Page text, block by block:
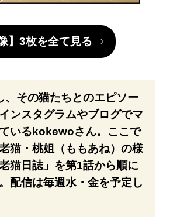
】3枚を全て見る
、その猫たちとのエピソー
ンスタグラムやブログでマ
いるkokewoさん。ここで
猫・桃姐（ももあね）の様
猫日誌」を第1話から順に
配信は毎週水・金を予定し